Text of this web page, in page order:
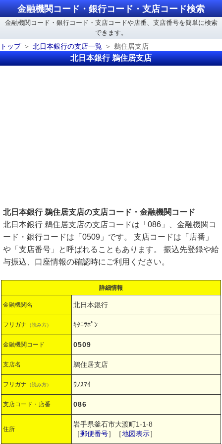
金融機関コード・銀行コード・支店コード検索
金融機関コード・銀行コード・支店コードや店番、支店番号を簡単に検索
できます。
トップ
北日本銀行の支店一覧 鵜住居支店
北日本銀行 鵜住居支店
北日本銀行 鵜住居支店の支店コード・金融機関コード
北日本銀行 鵜住居支店の支店コードは「086」、金融機関コ
ード・銀行コードは「0509」です。 支店コードは「店番」
や「支店番号」と呼ばれることもあります。 振込先登録や給
与振込、口座情報の確認時にご利用ください。
詳細情報
金融機関名 北日本銀行
フリガナ （読み方） ｷﾀﾆﾂﾎﾟﾝ
金融機関コード 0509
支店名 鵜住居支店
フリガナ （読み方） ｳﾉｽﾏｲ
支店コード・店番 086
住所
岩手県釜石市大渡町1-1-8
［郵便番号］［地図表示］